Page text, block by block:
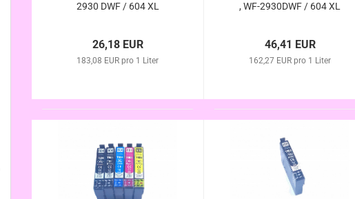
2930 DWF / 604 XL
26,18 EUR
183,08 EUR pro 1 Liter
, WF-2930DWF / 604 XL
46,41 EUR
162,27 EUR pro 1 Liter